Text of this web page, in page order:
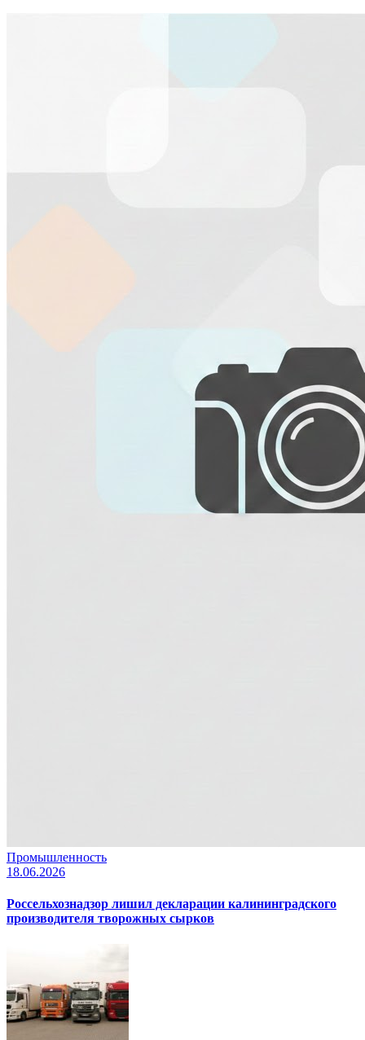
Промышленность
18.06.2026
Россельхознадзор лишил декларации калининградского
производителя творожных сырков